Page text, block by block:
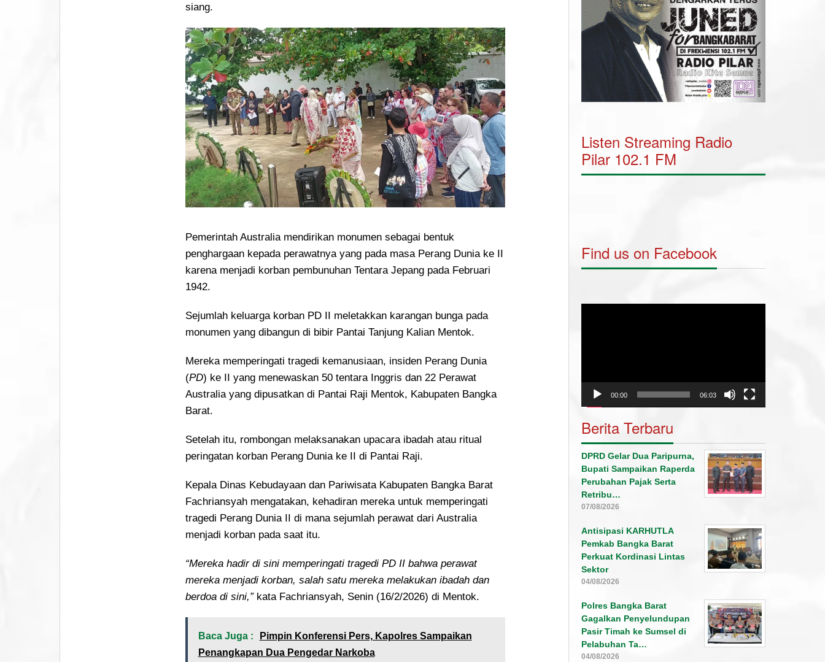
siang.
Pemerintah Australia mendirikan monumen sebagai bentuk
penghargaan kepada perawatnya yang pada masa Perang Dunia ke II
karena menjadi korban pembunuhan Tentara Jepang pada Februari
1942.
Sejumlah keluarga korban PD II meletakkan karangan bunga pada
monumen yang dibangun di bibir Pantai Tanjung Kalian Mentok.
Mereka memperingati tragedi kemanusiaan, insiden Perang Dunia
(PD) ke II yang menewaskan 50 tentara Inggris dan 22 Perawat
Australia yang dipusatkan di Pantai Raji Mentok, Kabupaten Bangka
Barat.
Setelah itu, rombongan melaksanakan upacara ibadah atau ritual
peringatan korban Perang Dunia ke II di Pantai Raji.
Kepala Dinas Kebudayaan dan Pariwisata Kabupaten Bangka Barat
Fachriansyah mengatakan, kehadiran mereka untuk memperingati
tragedi Perang Dunia II di mana sejumlah perawat dari Australia
menjadi korban pada saat itu.
“Mereka hadir di sini memperingati tragedi PD II bahwa perawat
mereka menjadi korban, salah satu mereka melakukan ibadah dan
berdoa di sini,”kata Fachriansyah, Senin (16/2/2026) di Mentok.
Baca Juga :
Pimpin Konferensi Pers, Kapolres Sampaikan
Penangkapan Dua Pengedar Narkoba
Listen Streaming Radio
Pilar 102.1 FM
Find us on Facebook
00:00 06:03
Berita Terbaru
DPRD Gelar Dua Paripurna,
Bupati Sampaikan Raperda
Perubahan Pajak Serta
Retribu…
07/08/2026
Antisipasi KARHUTLA
Pemkab Bangka Barat
Perkuat Kordinasi Lintas
Sektor
04/08/2026
Polres Bangka Barat
Gagalkan Penyelundupan
Pasir Timah ke Sumsel di
Pelabuhan Ta…
04/08/2026